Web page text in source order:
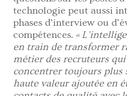
technologie peut aussi
phases d’interview ou
compétences. «
en train de transformer
métier des recruteurs
concentrer toujours plus
haute valeur ajoutée en